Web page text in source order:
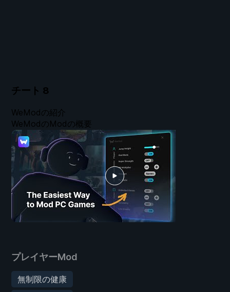
チート 8
プレイヤーMod
無制限の健康
WeModの紹介
WeModのModの概要